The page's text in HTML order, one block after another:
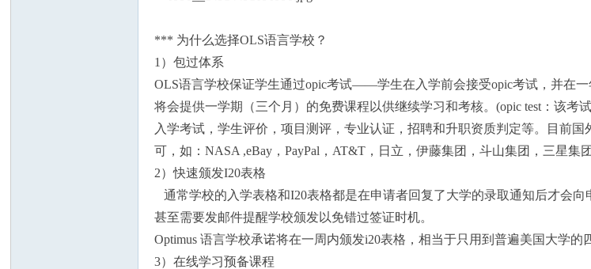
*** 为什么选择OLS语言学校？
1）包过体系
OLS语言学校保证学生通过opic考试——学生在入学前会接受opic考试，并在
将会提供一学期（三个月）的免费课程以供继续学习和考核。(opic test：该
入学考试，学生评价，项目测评，专业认证，招聘和升职资质判定等。目前
可，如：NASA ,eBay，PayPal，AT&T，日立，伊藤集团，斗山集团，三星集
2）快速颁发I20表格
通常学校的入学表格和I20表格都是在申请者回复了大学的录取通知后才会
甚至需要发邮件提醒学校颁发以免错过签证时机。
Optimus 语言学校承诺将在一周内颁发i20表格，相当于只用到普遍美国大学
3）在线学习预备课程